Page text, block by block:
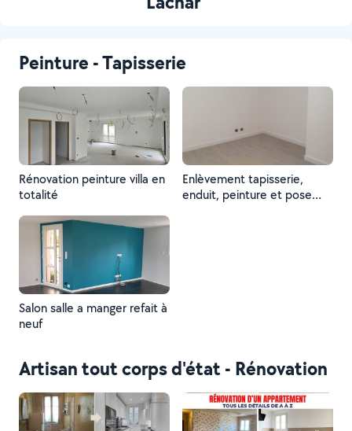
Peinture - Tapisserie
Rénovation peinture villa en
totalité
Enlèvement tapisserie,
enduit, peinture et pose
Salon salle a manger refait à
neuf
Artisan tout corps d'état - Rénovation